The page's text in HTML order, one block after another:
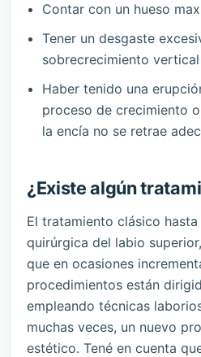
Contar con un hueso
Tener un desgaste
sobrecrecimiento
Haber tenido una
proceso de crecimiento
la encía no se retrae
¿Existe algún
El tratamiento clásico
quirúrgica del labio
que en ocasiones
procedimientos están
empleando técnicas
muchas veces, un nuevo
estético. Tené en cuenta